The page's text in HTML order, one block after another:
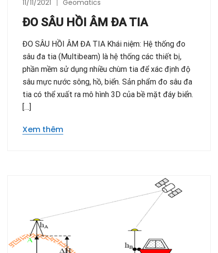
11/11/2021 Geomatics
ĐO SÂU HỒI ÂM ĐA TIA
ĐO SÂU HỒI ÂM ĐA TIA Khái niệm: Hệ thống đo
sâu đa tia (Multibeam) là hệ thống các thiết bị,
phần mềm sử dụng nhiều chùm tia để xác định độ
sâu mực nước sông, hồ, biển. Sản phẩm đo sâu đa
tia có thể xuất ra mô hình 3D của bề mặt đáy biển.
[…]
Xem thêm